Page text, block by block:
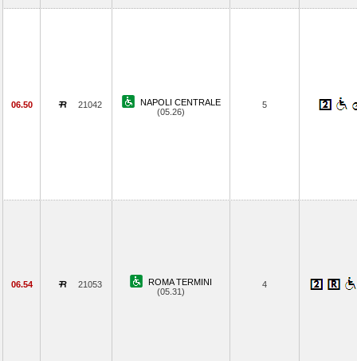
06.50 21042
NAPOLI CENTRALE
(05.26)
5
06.54 21053
ROMA TERMINI
(05.31)
4